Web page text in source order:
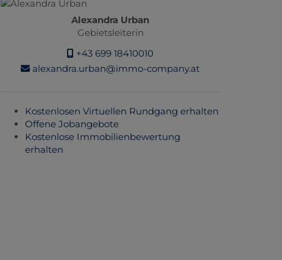
Alexandra Urban
Gebietsleiterin
+43 699 18410010
alexandra.urban@immo-company.at
Kostenlosen Virtuellen Rundgang erhalten
Offene Jobangebote
Kostenlose Immobilienbewertung
erhalten